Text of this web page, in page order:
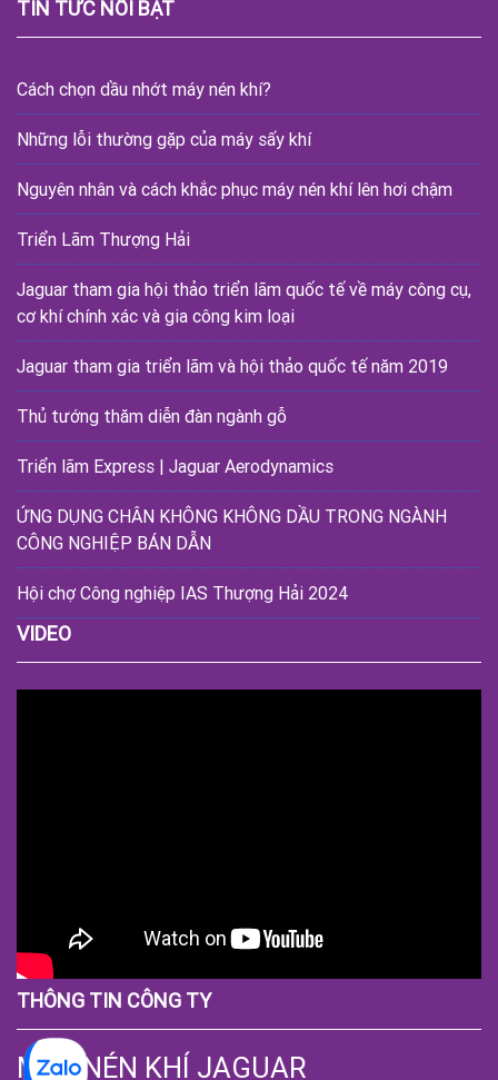
TIN TỨC NỔI BẬT
Cách chọn dầu nhớt máy nén khí?
Những lỗi thường gặp của máy sấy khí
Nguyên nhân và cách khắc phục máy nén khí lên hơi chậm
Triển Lãm Thượng Hải
Jaguar tham gia hội thảo triển lãm quốc tế về máy công cụ,
cơ khí chính xác và gia công kim loại
Jaguar tham gia triển lãm và hội thảo quốc tế năm 2019
Thủ tướng thăm diễn đàn ngành gỗ
Triển lãm Express | Jaguar Aerodynamics
ỨNG DỤNG CHÂN KHÔNG KHÔNG DẦU TRONG NGÀNH
CÔNG NGHIỆP BÁN DẪN
Hội chợ Công nghiệp IAS Thượng Hải 2024
VIDEO
THÔNG TIN CÔNG TY
MÁY NÉN KHÍ JAGUAR